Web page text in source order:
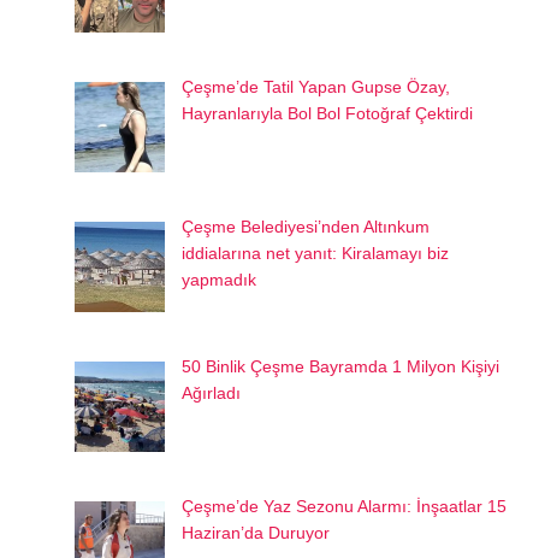
Çeşme’de Tatil Yapan Gupse Özay,
Hayranlarıyla Bol Bol Fotoğraf Çektirdi
Çeşme Belediyesi’nden Altınkum
iddialarına net yanıt: Kiralamayı biz
yapmadık
50 Binlik Çeşme Bayramda 1 Milyon Kişiyi
Ağırladı
Çeşme’de Yaz Sezonu Alarmı: İnşaatlar 15
Haziran’da Duruyor